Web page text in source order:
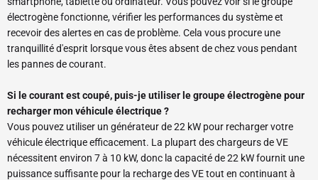
électrogène fonctionne, vérifier les performances du système et
recevoir des alertes en cas de problème. Cela vous procure une
tranquillité d'esprit lorsque vous êtes absent de chez vous pendant
les pannes de courant.
Si le courant est coupé, puis-je utiliser le groupe électrogène pour
recharger mon véhicule électrique ?
Vous pouvez utiliser un générateur de 22 kW pour recharger votre
véhicule électrique efficacement. La plupart des chargeurs de VE
nécessitent environ 7 à 10 kW, donc la capacité de 22 kW fournit une
puissance suffisante pour la recharge des VE tout en continuant à